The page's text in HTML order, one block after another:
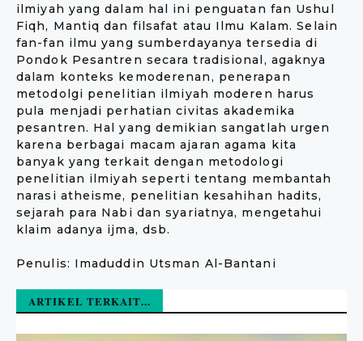
ilmiyah yang dalam hal ini penguatan fan Ushul
Fiqh, Mantiq dan filsafat atau Ilmu Kalam. Selain
fan-fan ilmu yang sumberdayanya tersedia di
Pondok Pesantren secara tradisional, agaknya
dalam konteks kemoderenan, penerapan
metodolgi penelitian ilmiyah moderen harus
pula menjadi perhatian civitas akademika
pesantren. Hal yang demikian sangatlah urgen
karena berbagai macam ajaran agama kita
banyak yang terkait dengan metodologi
penelitian ilmiyah seperti tentang membantah
narasi atheisme, penelitian kesahihan hadits,
sejarah para Nabi dan syariatnya, mengetahui
klaim adanya ijma, dsb.
Penulis: Imaduddin Utsman Al-Bantani
ARTIKEL TERKAIT...